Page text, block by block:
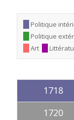
Politique
Politique
Art
1718
1720